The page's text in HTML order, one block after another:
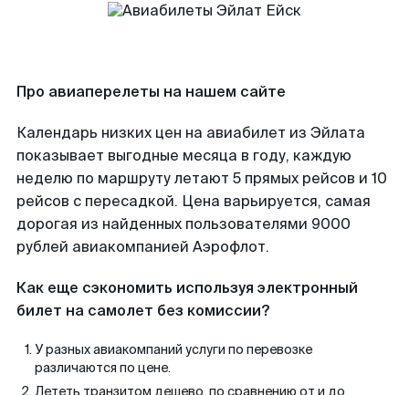
Про авиаперелеты на нашем сайте
Календарь низких цен на авиабилет из Эйлата
показывает выгодные месяца в году, каждую
неделю по маршруту летают 5 прямых рейсов и 10
рейсов с пересадкой. Цена варьируется, самая
дорогая из найденных пользователями 9000
рублей авиакомпанией Аэрофлот.
Как еще сэкономить используя электронный
билет на самолет без комиссии?
У разных авиакомпаний услуги по перевозке
различаются по цене.
Лететь транзитом дешево, по сравнению от и до